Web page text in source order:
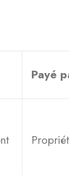
Payé